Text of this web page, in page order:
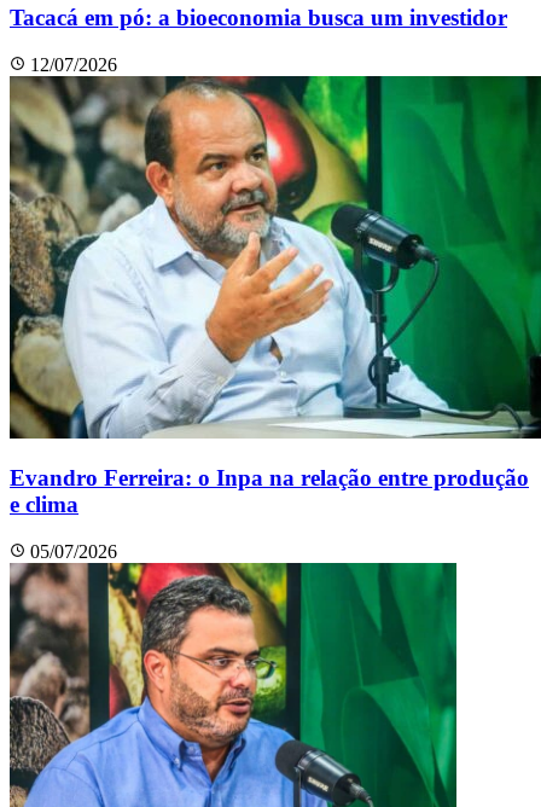
Tacacá em pó: a bioeconomia busca um investidor
12/07/2026
Evandro Ferreira: o Inpa na relação entre produção
e clima
05/07/2026